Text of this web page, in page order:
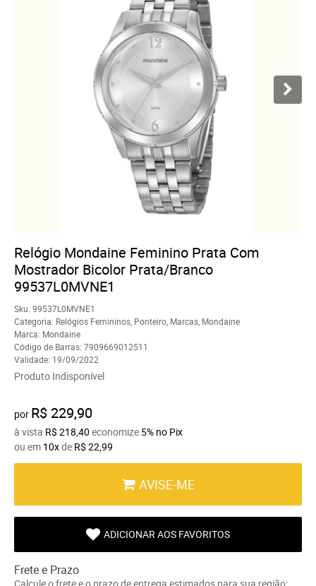
Relógio Mondaine Feminino Prata Com
Mostrador Bicolor Prata/Branco
99537L0MVNE1
Sku: 99537L0MVNE1
Categoria: Relógios Femininos Ponteiro Marcas Mondaine
Marca: Mondaine
Código de Barras: 7909669012511
Validade: 19/09/2022
Produto Indisponível
por R$ 229,90
à vista R$ 218,40 economize 5% no Pix
ou em 10xde R$ 22,99
AVISE-ME
ADICIONAR AOS FAVORITOS
Frete e Prazo